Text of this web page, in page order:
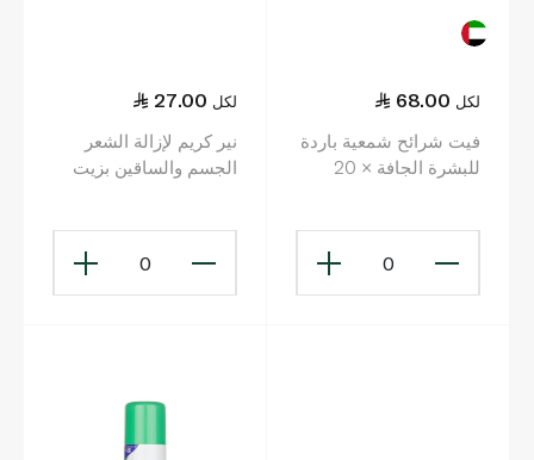
68.00 لكل
فيت شرائح شمعية باردة
للبشرة الجافة × 20
0
27.00 لكل
نير كريم لإزالة الشعر
الجسم والساقين بزيت
0